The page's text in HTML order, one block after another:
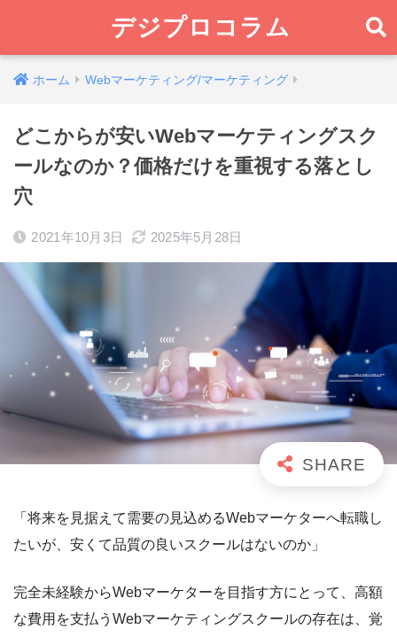
デジプロコラム
ホーム Webマーケティング/マーケティング
どこからが安いWebマーケティングスク
ールなのか？価格だけを重視する落とし
穴
2021年10月3日 2025年5月28日
「将来を見据えて需要の見込めるWebマーケターへ転職し
たいが、安くて品質の良いスクールはないのか」
完全未経験からWebマーケターを目指す方にとって、高額
な費用を支払うWebマーケティングスクールの存在は、覚